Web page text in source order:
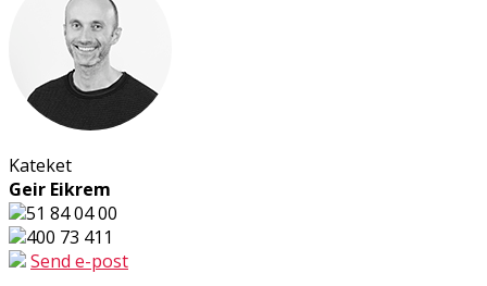
Kateket
Geir Eikrem
51 84 04 00
400 73 411
Send e-post